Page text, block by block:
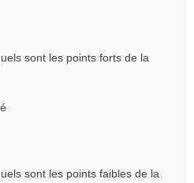
sont les points forts de la
sont les points faibles de la